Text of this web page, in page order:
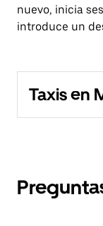
nuevo, inicia
introduce un
Taxis en